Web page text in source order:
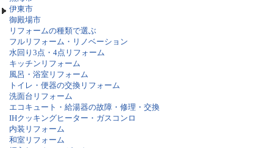
伊東市
御殿場市
リフォームの種類で選ぶ
フルリフォーム・リノベーション
水回り3点・4点リフォーム
キッチンリフォーム
風呂・浴室リフォーム
トイレ・便器の交換リフォーム
洗面台リフォーム
エコキュート・給湯器の故障・修理・交換
IHクッキングヒーター・ガスコンロ
内装リフォーム
和室リフォーム